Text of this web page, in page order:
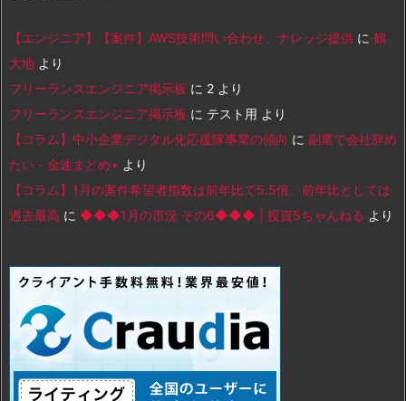
【エンジニア】【案件】AWS技術問い合わせ、ナレッジ提供 に 鶴
大地 より
フリーランスエンジニア掲示板 に 2 より
フリーランスエンジニア掲示板 に テスト用 より
【コラム】中小企業デジタル化応援隊事業の傾向 に 副業で会社辞め
たい - 金速まとめ+ より
【コラム】1月の案件希望者指数は前年比で5.5倍、前年比としては
過去最高 に ◆◆◆1月の市況 その6◆◆◆ | 投資5ちゃんねる より